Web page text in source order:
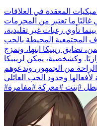
المعقدة في العلاقات
ما تعتبر من المحرمات
تأوي رغبات غير تقليدية،
المجتمعية المحيطة بالحب
تضايق ريبيكا ابنها، وتمزج
وكشخصية، يمكن لريبيكا
من الجمهور، وتدعوهم
#بنت #معركة #مفامرة